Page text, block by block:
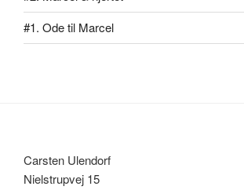
#1. Ode til Marcel
Carsten Ulendorf
Nielstrupvej 15